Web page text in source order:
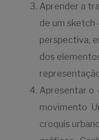
Aprender a
de um sketch
perspectiva,
dos
Apresentar o
movimento
croquis